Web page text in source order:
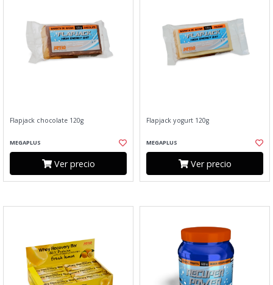
Flapjack chocolate 120g
MEGAPLUS
Ver precio
Flapjack yogurt 120g
MEGAPLUS
Ver precio